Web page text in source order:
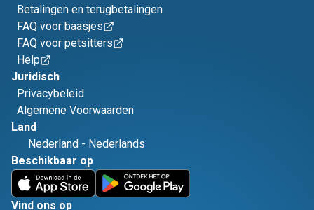
Betalingen en terugbetalingen
FAQ voor baasjes
FAQ voor petsitters
Help
Juridisch
Privacybeleid
Algemene Voorwaarden
Land
Nederland - Nederlands
Beschikbaar op
Vind ons op